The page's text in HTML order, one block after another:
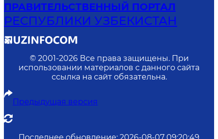
ПРАВИТЕЛЬСТВЕННЫЙ ПОРТАЛ
РЕСПУБЛИКИ УЗБЕКИСТАН
© 2001-2026 Все права защищены. При
использовании материалов с данного сайта
ссылка на сайт обязательна.
Предыдущая версия